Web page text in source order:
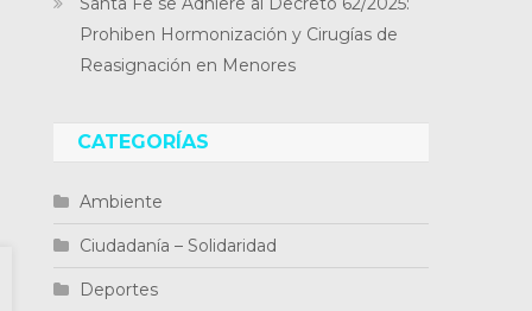
Prohiben Hormonización y Cirugías de
Reasignación en Menores
CATEGORÍAS
Ambiente
Ciudadanía – Solidaridad
Deportes